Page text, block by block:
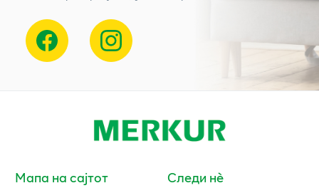
Мапа на сајтот Следи нè